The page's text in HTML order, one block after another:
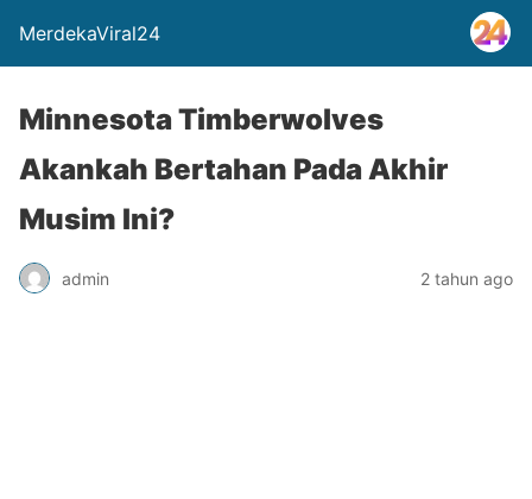
MerdekaViral24
Minnesota Timberwolves
Akankah Bertahan Pada Akhir
Musim Ini?
admin 2 tahun ago